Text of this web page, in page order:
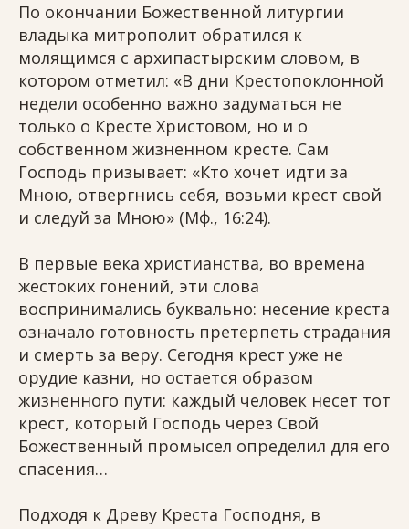
По окончании Божественной литургии
владыка митрополит обратился к
молящимся с архипастырским словом, в
котором отметил: «В дни Крестопоклонной
недели особенно важно задуматься не
только о Кресте Христовом, но и о
собственном жизненном кресте. Сам
Господь призывает: «Кто хочет идти за
Мною, отвергнись себя, возьми крест свой
и следуй за Мною» (Мф., 16:24).
В первые века христианства, во времена
жестоких гонений, эти слова
воспринимались буквально: несение креста
означало готовность претерпеть страдания
и смерть за веру. Сегодня крест уже не
орудие казни, но остается образом
жизненного пути: каждый человек несет тот
крест, который Господь через Свой
Божественный промысел определил для его
спасения…
Подходя к Древу Креста Господня, в